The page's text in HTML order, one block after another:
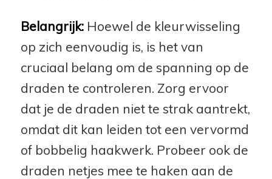
Belangrijk:Hoewel de kleurwisseling
op zich eenvoudig is, is het van
cruciaal belang om de spanning op de
draden te controleren. Zorg ervoor
dat je de draden niet te strak aantrekt,
omdat dit kan leiden tot een vervormd
of bobbelig haakwerk. Probeer ook de
draden netjes mee te haken aan de